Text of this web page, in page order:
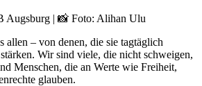
Augsburg | 📸 Foto: Alihan Ulu
allen – von denen, die sie tagtäglich
Wir sind viele, die nicht schweigen,
Menschen, die an Werte wie Freiheit,
glauben.